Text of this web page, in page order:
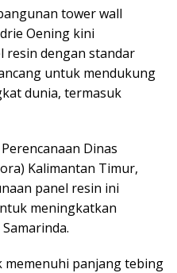
tower wall
Oening kini
resin dengan standar
untuk mendukung
dunia, termasuk
Dinas
Kalimantan Timur,
panel resin ini
meningkatkan
memenuhi panjang tebing